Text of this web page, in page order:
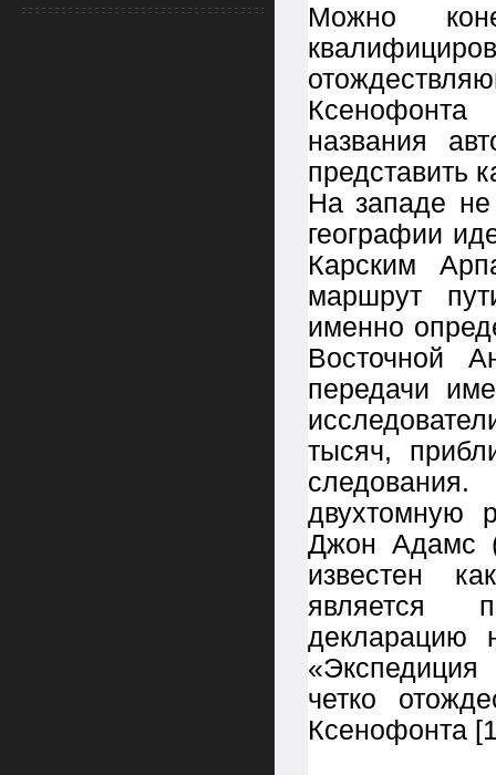
Можно
названия
представить
На западе не
географии
Карским
маршрут
именно
Восточной
передачи
тысяч,
двухтомную
Джон Адамс
известен
является
декларацию
четко
Ксенофонта